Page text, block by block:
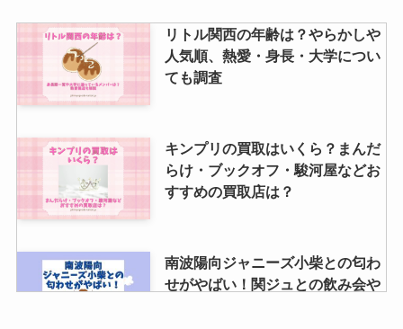
リトル関西の年齢は？やらかしや
人気順、熱愛・身長・大学につい
ても調査
キンプリの買取はいくら？まんだ
らけ・ブックオフ・駿河屋などお
すすめの買取店は？
南波陽向ジャニーズ小柴との匂わ
せがやばい！関ジュとの飲み会や